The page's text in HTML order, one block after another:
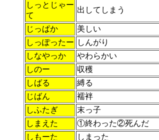
しっとじゃー
て
出してしまう
じっぱか
美しい
しっぽったー しんがり
しなやっか
やわらかい
しのー
収穫
しばる
縛る
じばん
襦袢
しふたぎ
末っ子
しまえた
①終わった②死んだ
しもーた
しまった